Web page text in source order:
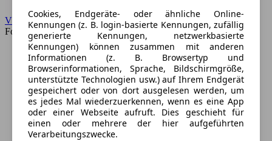
VW
Forum
Cookies, Endgeräte- oder ähnliche Online-
Kennungen (z. B. login-basierte Kennungen, zufällig
generierte Kennungen, netzwerkbasierte
Kennungen) können zusammen mit anderen
Informationen (z. B. Browsertyp und
Browserinformationen, Sprache, Bildschirmgröße,
unterstützte Technologien usw.) auf Ihrem Endgerät
gespeichert oder von dort ausgelesen werden, um
es jedes Mal wiederzuerkennen, wenn es eine App
oder einer Webseite aufruft. Dies geschieht für
einen oder mehrere der hier aufgeführten
Verarbeitungszwecke.